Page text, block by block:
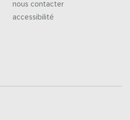
nous contacter
accessibilité